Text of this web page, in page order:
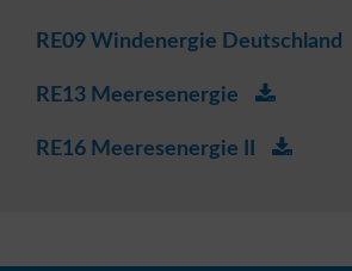
RE09 Windenergie Deutschland
RE13 Meeresenergie
RE16 Meeresenergie II